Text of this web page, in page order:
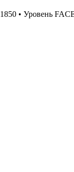
1850 • Уровень